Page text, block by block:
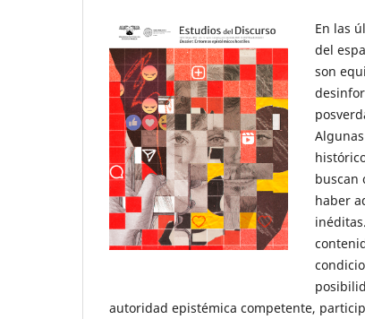
En las
del
son
buscan
haber
autoridad epistémica competente,